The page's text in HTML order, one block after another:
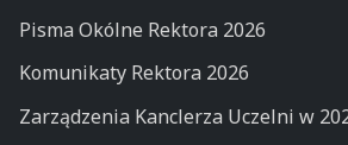
Pisma Okólne Rektora 2026
Komunikaty Rektora 2026
Zarządzenia Kanclerza Uczelni w